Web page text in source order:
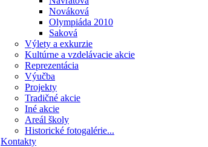
Nováková
Olympiáda 2010
Saková
Výlety a exkurzie
Kultúrne a vzdelávacie akcie
Reprezentácia
Výučba
Projekty
Tradičné akcie
Iné akcie
Areál školy
Historické fotogalérie...
Kontakty